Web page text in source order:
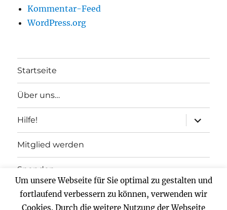
Kommentar-Feed
WordPress.org
Startseite
Über uns…
Hilfe!
anzeigen
Mitglied werden
Spenden
Impressum
Um unsere Webseite für Sie optimal zu gestalten und
fortlaufend verbessern zu können, verwenden wir
Cookies. Durch die weitere Nutzung der Webseite